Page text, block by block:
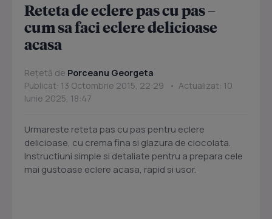
Reteta de eclere pas cu pas –
cum sa faci eclere delicioase
acasa
Rețetă de Porceanu Georgeta
Publicat: 13 Octombrie 2015, 22:29 • Actualizat: 10
Iunie 2025, 18:47
Urmareste reteta pas cu pas pentru eclere
delicioase, cu crema fina si glazura de ciocolata.
Instructiuni simple si detaliate pentru a prepara cele
mai gustoase eclere acasa, rapid si usor.